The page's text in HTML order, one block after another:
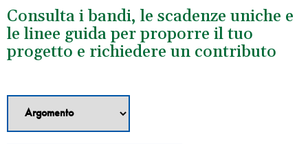
Consulta i bandi, le scadenze uniche e
le linee guida per proporre il tuo
progetto e richiedere un contributo